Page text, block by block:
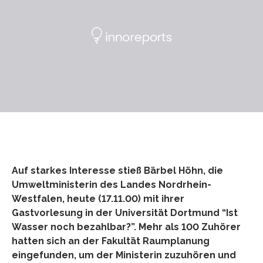
Auf starkes Interesse stieß Bärbel Höhn, die
Umweltministerin des Landes Nordrhein-
Westfalen, heute (17.11.00) mit ihrer
Gastvorlesung in der Universität Dortmund “Ist
Wasser noch bezahlbar?”. Mehr als 100 Zuhörer
hatten sich an der Fakultät Raumplanung
eingefunden, um der Ministerin zuzuhören und